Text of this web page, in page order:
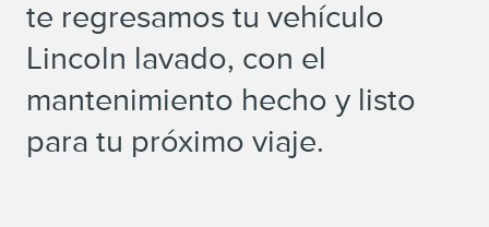
te regresamos tu vehículo
Lincoln lavado, con el
mantenimiento hecho y listo
para tu próximo viaje.